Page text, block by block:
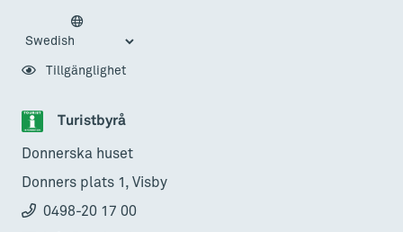
Turistbyrå
Donnerska huset
Donners plats 1, Visby
0498-20 17 00
Tillgänglighet